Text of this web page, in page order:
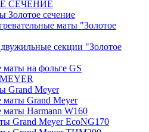
СЕЧЕНИЕ
Золотое сечение
маты "Золотое
секции "Золотое
маты на фольге GS
Grand Meyer
маты Grand Meyer
маты Harmann W160
Grand Meyer EcoNG170